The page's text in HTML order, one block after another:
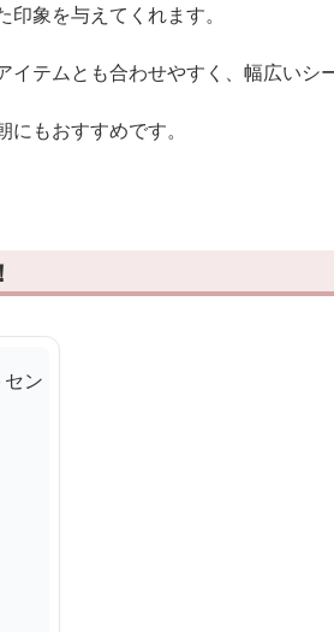
象を与えてくれます。
テムとも合わせやすく、幅広いシ
もおすすめです。